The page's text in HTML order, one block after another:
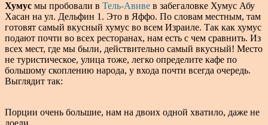
Хумус мы пробовали в Тель-Авиве в забегаловке Хумус Абу
Хасан на ул. Дельфин 1. Это в Яффо. По словам местным, там
готовят самый вкусный хумус во всем Израиле. Так как хумус
подают почти во всех ресторанах, нам есть с чем сравнить. Из
всех мест, где мы были, действительно самый вкусный! Место
не туристическое, улица тоже, легко определите кафе по
большому скоплению народа, у входа почти всегда очередь.
Выглядит так:
Порции очень большие, нам на двоих одной хватило, даже не